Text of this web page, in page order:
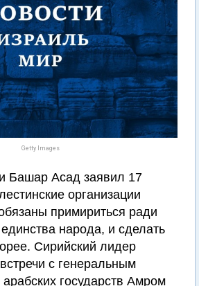
Getty Images
Башар Асад заявил 17
организации
примириться ради
народа, и сделать
Сирийский лидер
с генеральным
государств Амром